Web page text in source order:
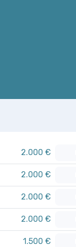
2.000 €
2.000 €
2.000 €
2.000 €
1.500 €